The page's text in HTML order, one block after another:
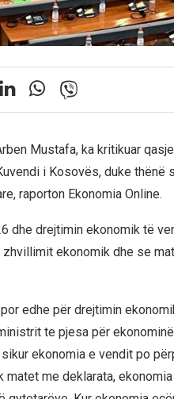
Mustafa, ka kritikuar
i Kosovës, duke thënë
raporton Ekonomia Online.
dhe drejtimin ekonomik të
ekonomik dhe se
edhe për drejtimin
te pjesa për
ekonomia e vendit po
me deklarata,